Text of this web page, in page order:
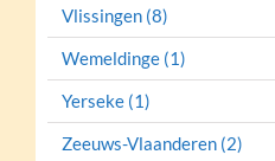
Vlissingen (8)
Wemeldinge (1)
Yerseke (1)
Zeeuws-Vlaanderen (2)